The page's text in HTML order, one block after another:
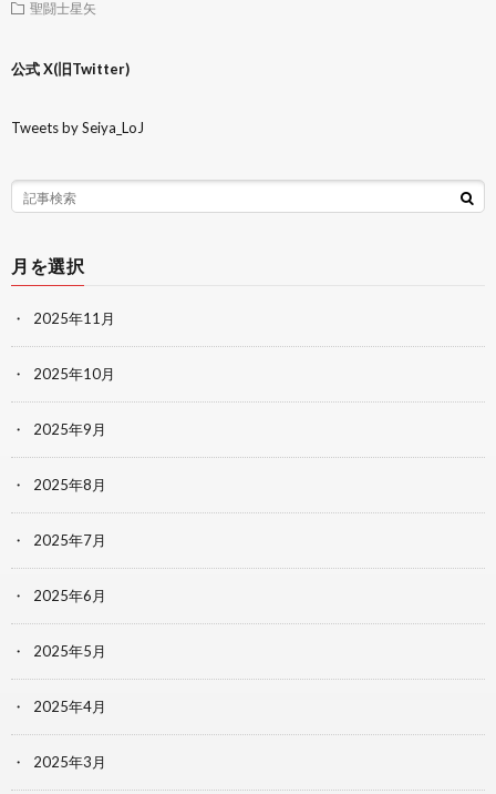
聖闘士星矢
公式 X(旧Twitter)
Tweets by Seiya_LoJ
月を選択
2025年11月
2025年10月
2025年9月
2025年8月
2025年7月
2025年6月
2025年5月
2025年4月
2025年3月